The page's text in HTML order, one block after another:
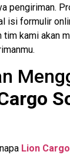
pengiriman.
isi formulir
tim kami akan
Lion